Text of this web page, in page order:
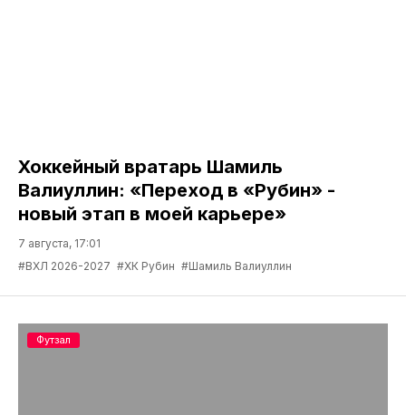
Хоккейный вратарь Шамиль
Валиуллин: «Переход в «Рубин» -
новый этап в моей карьере»
7 августа, 17:01
#ВХЛ 2026-2027 #ХК Рубин #Шамиль Валиуллин
Футзал